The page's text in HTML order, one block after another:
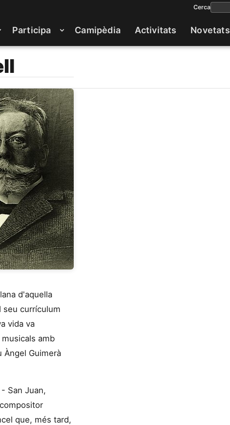
Cerca
Participa Camipèdia Activitats Novetats
d'aquella
seu currículum
vida va
amb
Àngel Guimerà
San Juan,
que, més tard,